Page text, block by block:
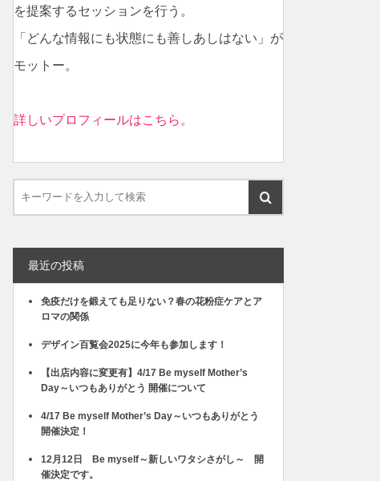
を提案するセッションを行う。
「どんな情報にも状態にも善しあしはない」が
モットー。
詳しいプロフィールはこちら。
最近の投稿
免疫だけを鍛えても足りない？春の花粉症ケアとア
ロマの関係
デザイン百覧会2025に今年も参加します！
【出店内容に変更有】4/17 Be myself Mother’s
Day～いつもありがとう 開催について
4/17 Be myself Mother’s Day～いつもありがとう
開催決定！
12月12日 Be myself～新しいワタシさがし～ 開
催決定です。